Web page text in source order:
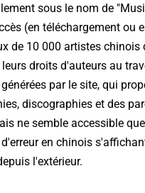
sous le nom de
(en téléchargement ou
de 10 000 artistes chinois
droits d'auteurs au
par le site, qui
discographies et des
ne semble accessible
en chinois
l'extérieur.